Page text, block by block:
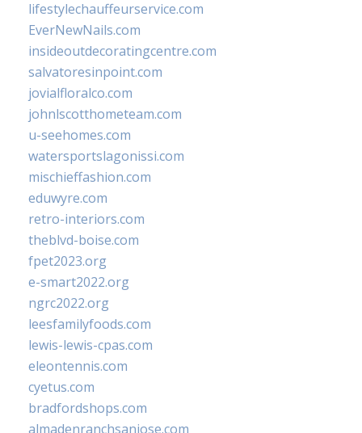
lifestylechauffeurservice.com
EverNewNails.com
insideoutdecoratingcentre.com
salvatoresinpoint.com
jovialfloralco.com
johnlscotthometeam.com
u-seehomes.com
watersportslagonissi.com
mischieffashion.com
eduwyre.com
retro-interiors.com
theblvd-boise.com
fpet2023.org
e-smart2022.org
ngrc2022.org
leesfamilyfoods.com
lewis-lewis-cpas.com
eleontennis.com
cyetus.com
bradfordshops.com
almadenranchsanjose.com